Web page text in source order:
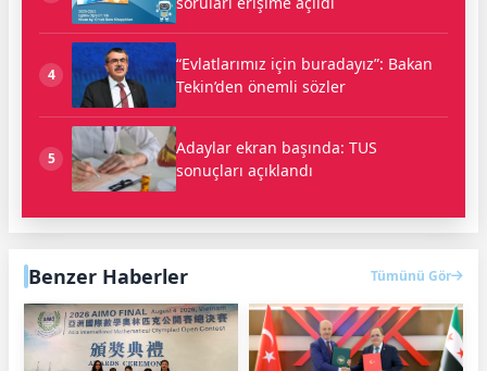
4
“Evlatlarımız için buradayız”: Bakan
Tekin’den önemli sözler
5
Adaylar ekran başında: TUS
sonuçları açıklandı
Benzer Haberler Tümünü Gör